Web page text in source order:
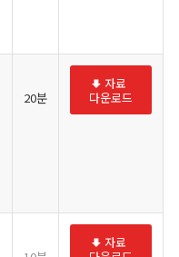
20분
자료
다운로드
자료